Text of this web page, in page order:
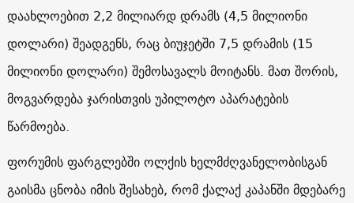
დაახლოებით 2,2 მილიარდ დრამს (4,5 მილიონი
დოლარი) შეადგენს, რაც ბიუჯეტში 7,5 დრამის (15
მილიონი დოლარი) შემოსავალს მოიტანს. მათ შორის,
მოგვარდება ჯარისთვის უპილოტო აპარატების
წარმოება.
ფორუმის ფარგლებში ოლქის ხელმძღვანელობისგან
გაისმა ცნობა იმის შესახებ, რომ ქალაქ კაპანში მდებარე